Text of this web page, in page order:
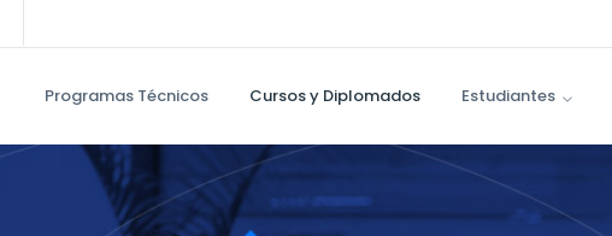
Programas Técnicos Cursos y Diplomados Estudiantes